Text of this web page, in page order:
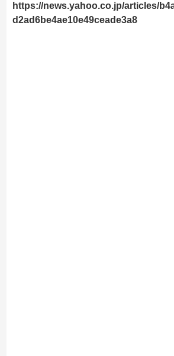
https://news.yahoo.co.jp/articles/
d2ad6be4ae10e49ceade3a8